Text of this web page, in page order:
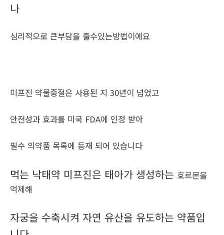
나
심리적으로 큰부담을 줄수있는방법이에요
미프진 약물중절은 사용된 지 30년이 넘었고
안전성과 효과를 미국 FDA에 인정 받아
필수 의약품 목록에 등재 되어 있습니다
먹는 낙태약 미프진은 태아가 생성하는 호르몬을
억제해
자궁을 수축시켜 자연 유산을 유도하는 약품입